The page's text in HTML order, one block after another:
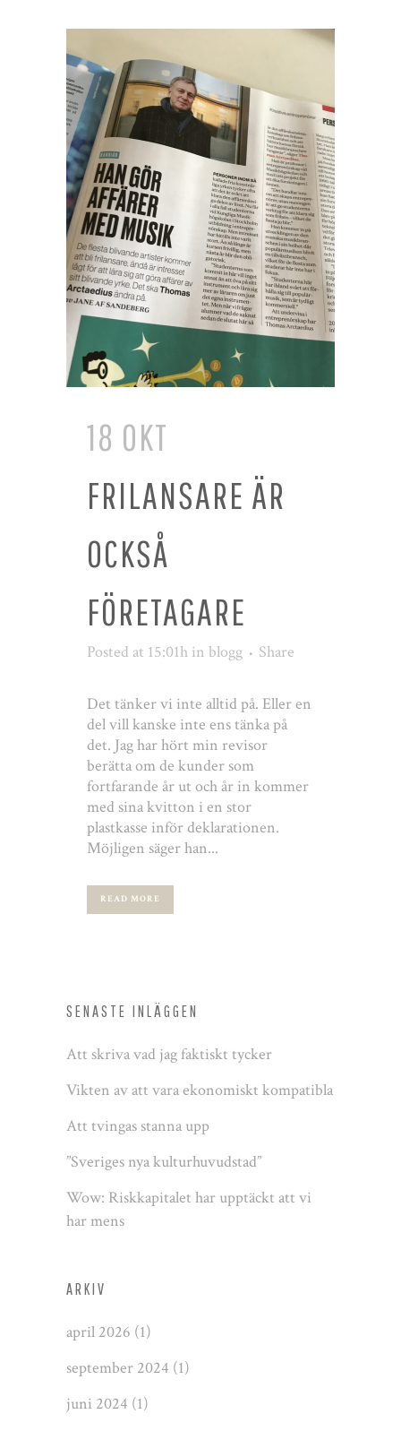
18 OKT
FRILANSARE ÄR
OCKSÅ
FÖRETAGARE
Posted at 15:01h in blogg Share
Det tänker vi inte alltid på. Eller en
del vill kanske inte ens tänka på
det. Jag har hört min revisor
berätta om de kunder som
fortfarande år ut och år in kommer
med sina kvitton i en stor
plastkasse inför deklarationen.
Möjligen säger han...
READ MORE
SENASTE INLÄGGEN
Att skriva vad jag faktiskt tycker
Vikten av att vara ekonomiskt kompatibla
Att tvingas stanna upp
”Sveriges nya kulturhuvudstad”
Wow: Riskkapitalet har upptäckt att vi
har mens
ARKIV
april 2026 (1)
september 2024 (1)
juni 2024 (1)